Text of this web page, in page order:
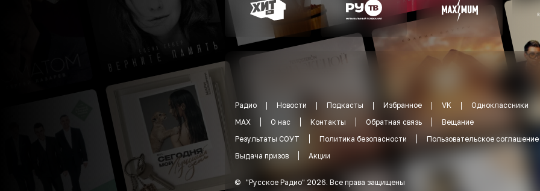
Радио Новости Подкасты Избранное VK
Одноклассники
MAX
О нас Контакты Обратная связь
Вещание
Результаты СОУТ
Политика безопасности
Пользовательское соглашение
Выдача призов
Акции
© "Русское Радио" 2026. Все права защищены